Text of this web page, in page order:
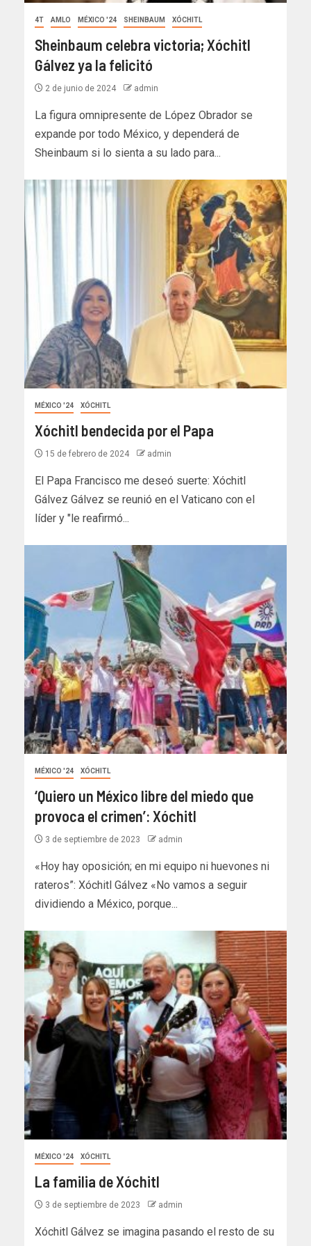
4T AMLO MÉXICO '24 SHEINBAUM XÓCHITL
Sheinbaum celebra victoria; Xóchitl
Gálvez ya la felicitó
2 de junio de 2024 admin
La figura omnipresente de López Obrador se
expande por todo México, y dependerá de
Sheinbaum si lo sienta a su lado para...
MÉXICO '24 XÓCHITL
Xóchitl bendecida por el Papa
15 de febrero de 2024 admin
El Papa Francisco me deseó suerte: Xóchitl
Gálvez Gálvez se reunió en el Vaticano con el
líder y "le reafirmó...
MÉXICO '24 XÓCHITL
‘Quiero un México libre del miedo que
provoca el crimen’: Xóchitl
3 de septiembre de 2023 admin
«Hoy hay oposición; en mi equipo ni huevones ni
rateros”: Xóchitl Gálvez «No vamos a seguir
dividiendo a México, porque...
MÉXICO '24 XÓCHITL
La familia de Xóchitl
3 de septiembre de 2023 admin
Xóchitl Gálvez se imagina pasando el resto de su